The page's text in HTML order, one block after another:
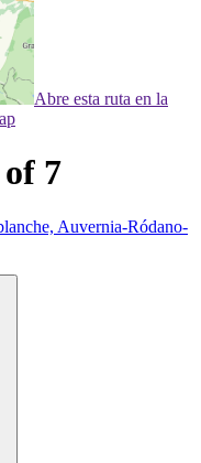
Abre esta ruta en la
7
Auvernia-Ródano-